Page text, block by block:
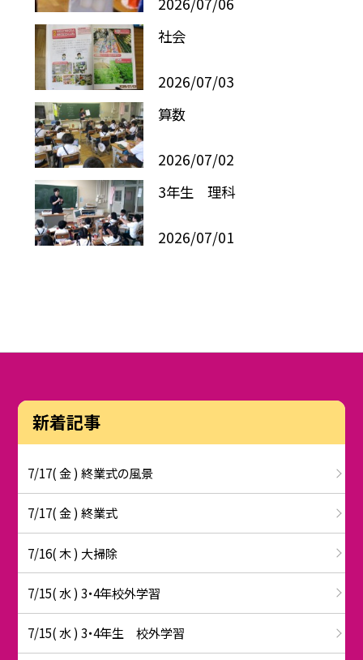
社会
2026/07/03
算数
2026/07/02
3年生 理科
2026/07/01
新着記事
7/17( 金 ) 終業式の風景
7/17( 金 ) 終業式
7/16( 木 ) 大掃除
7/15( 水 ) 3・4年校外学習
7/15( 水 ) 3・4年生 校外学習